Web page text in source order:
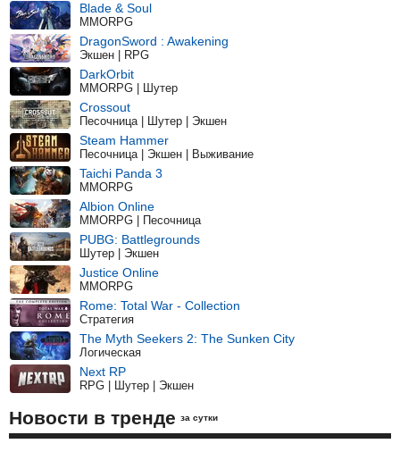
Blade & Soul
MMORPG
DragonSword : Awakening
Экшен | RPG
DarkOrbit
MMORPG | Шутер
Crossout
Песочница | Шутер | Экшен
Steam Hammer
Песочница | Экшен | Выживание
Taichi Panda 3
MMORPG
Albion Online
MMORPG | Песочница
PUBG: Battlegrounds
Шутер | Экшен
Justice Online
MMORPG
Rome: Total War - Collection
Стратегия
The Myth Seekers 2: The Sunken City
Логическая
Next RP
RPG | Шутер | Экшен
Новости в тренде за сутки